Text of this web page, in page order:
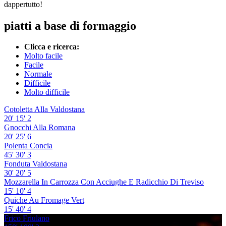
dappertutto!
piatti a base di formaggio
Clicca e ricerca:
Molto facile
Facile
Normale
Difficile
Molto difficile
Cotoletta Alla Valdostana
20' 15' 2
Gnocchi Alla Romana
20' 25' 6
Polenta Concia
45' 30' 3
Fonduta Valdostana
30' 20' 5
Mozzarella In Carrozza Con Acciughe E Radicchio Di Treviso
15' 10' 4
Quiche Au Fromage Vert
15' 40' 4
Frico Friulano